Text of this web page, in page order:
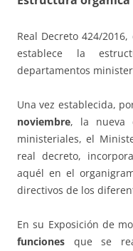
Real Decreto 424/
establece la
departamentos
Una vez establecida,
noviembre, la nueva
ministeriales, el
real decreto,
aquél en el
directivos de los
En su Exposición de
funciones que se